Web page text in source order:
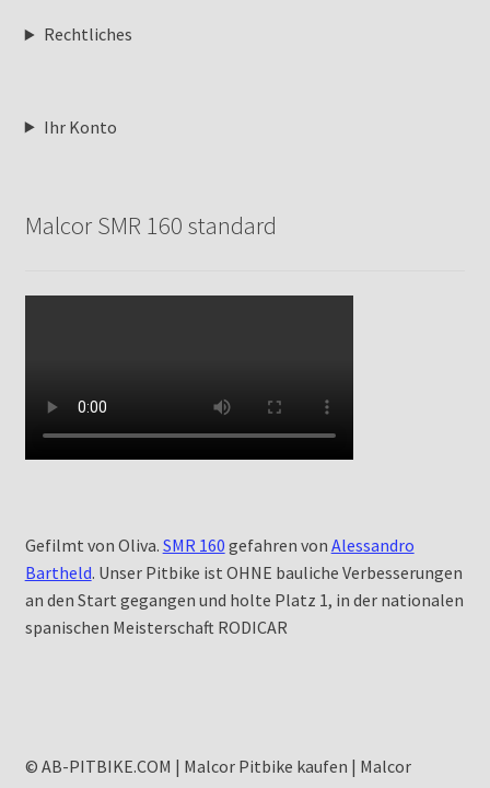
Rechtliches
Ihr Konto
Malcor SMR 160 standard
Gefilmt von Oliva. SMR 160 gefahren von Alessandro
Bartheld. Unser Pitbike ist OHNE bauliche Verbesserungen
an den Start gegangen und holte Platz 1, in der nationalen
spanischen Meisterschaft RODICAR
© AB-PITBIKE.COM | Malcor Pitbike kaufen | Malcor